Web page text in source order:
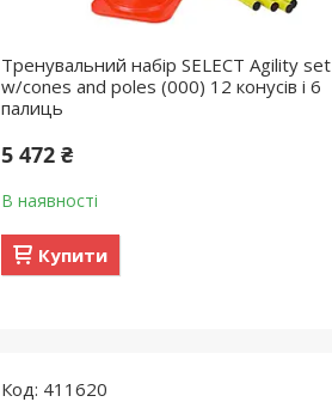
Тренувальний набір SELECT Agility set
w/cones and poles (000) 12 конусів і 6
палиць
5 472 ₴
В наявності
Купити
411620